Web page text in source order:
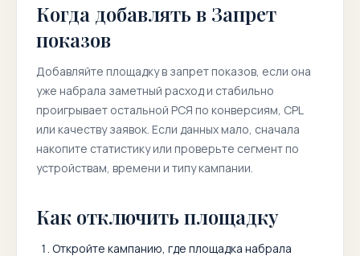
Когда добавлять в Запрет
показов
Добавляйте площадку в запрет показов, если она
уже набрала заметный расход и стабильно
проигрывает остальной РСЯ по конверсиям, CPL
или качеству заявок. Если данных мало, сначала
накопите статистику или проверьте сегмент по
устройствам, времени и типу кампании.
Как отключить площадку
Откройте кампанию, где площадка набрала